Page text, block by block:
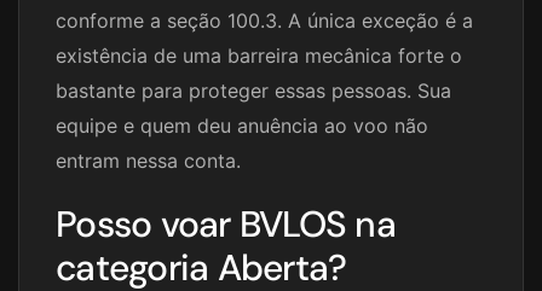
conforme a seção 100.3. A única exceção é a
existência de uma barreira mecânica forte o
bastante para proteger essas pessoas. Sua
equipe e quem deu anuência ao voo não
entram nessa conta.
Posso voar BVLOS na
categoria Aberta?